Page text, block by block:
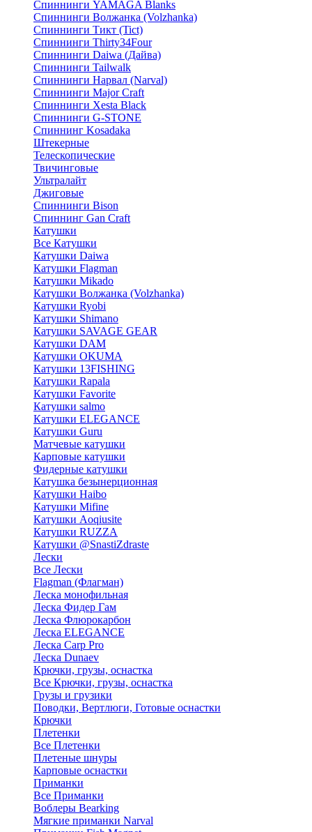
Спиннинги YAMAGA Blanks
Спиннинги Волжанка (Volzhanka)
Спиннинги Тикт (Tict)
Спиннинги Thirty34Four
Спиннинги Daiwa (Дайва)
Спиннинги Tailwalk
Спиннинги Нарвал (Narval)
Спиннинги Major Craft
Спиннинги Xesta Black
Спиннинги G-STONE
Спиннинг Kosadaka
Штекерные
Телескопические
Твичинговые
Ультралайт
Джиговые
Спиннинги Bison
Спиннинг Gan Craft
Катушки
Все Катушки
Катушки Daiwa
Катушки Flagman
Катушки Mikado
Катушки Волжанка (Volzhanka)
Катушки Ryobi
Катушки Shimano
Катушки SAVAGE GEAR
Катушки DAM
Катушки OKUMA
Катушки 13FISHING
Катушки Rapala
Катушки Favorite
Катушки salmo
Катушки ELEGANCE
Катушки Guru
Матчевые катушки
Карповые катушки
Фидерные катушки
Катушка безынерционная
Катушки Haibo
Катушки Mifine
Катушки Aoqiusite
Катушки RUZZA
Катушки @SnastiZdraste
Лески
Все Лески
Flagman (Флагман)
Леска монофильная
Леска Фидер Гам
Леска Флюрокарбон
Леска ELEGANCE
Леска Carp Pro
Леска Dunaev
Крючки, грузы, оснастка
Все Крючки, грузы, оснастка
Грузы и грузики
Поводки, Вертлюги, Готовые оснастки
Крючки
Плетенки
Все Плетенки
Плетеные шнуры
Карповые оснастки
Приманки
Все Приманки
Воблеры Bearking
Мягкие приманки Narval